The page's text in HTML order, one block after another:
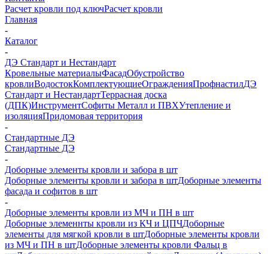
Расчет кровли под ключРасчет кровли
Главная
-
Каталог
-
ДЭ Стандарт и Нестандарт
Кровельные материалыФасадОбустройство
кровлиВодостокКомплектующиеОгражденияПрофнастилДЭ
Стандарт и НестандартТеррасная доска
(ДПК)ИнструментСофиты Металл и ПВХУтепление и
изоляцияПридомовая территория
-
Стандартные ДЭ
Стандартные ДЭ
-
Доборные элементы кровли и забора в шт
Доборные элементы кровли и забора в штДоборные элементы
фасада и софитов в шт
-
Доборные элементы кровли из МЧ и ПН в шт
Доборные элеменнты кровли из КЧ и ЦПЧДоборные
элементы для мягкой кровли в штДоборные элементы кровли
из МЧ и ПН в штДоборные элементы кровли Фальц в